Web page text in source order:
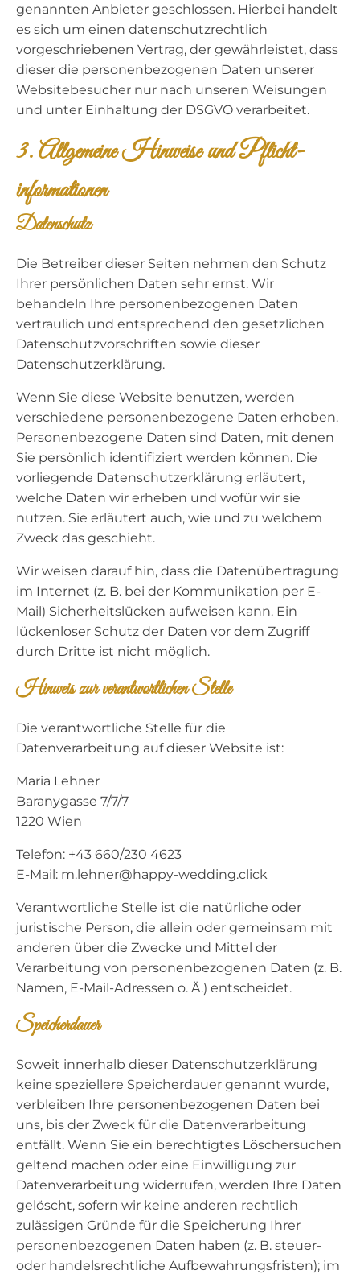
genannten Anbieter geschlossen. Hierbei handelt
es sich um einen datenschutzrechtlich
vorgeschriebenen Vertrag, der gewährleistet, dass
dieser die personenbezogenen Daten unserer
Websitebesucher nur nach unseren Weisungen
und unter Einhaltung der DSGVO verarbeitet.
3. Allgemeine Hinweise und Pflicht­
informationen
Datenschutz
Die Betreiber dieser Seiten nehmen den Schutz
Ihrer persönlichen Daten sehr ernst. Wir
behandeln Ihre personenbezogenen Daten
vertraulich und entsprechend den gesetzlichen
Datenschutzvorschriften sowie dieser
Datenschutzerklärung.
Wenn Sie diese Website benutzen, werden
verschiedene personenbezogene Daten erhoben.
Personenbezogene Daten sind Daten, mit denen
Sie persönlich identifiziert werden können. Die
vorliegende Datenschutzerklärung erläutert,
welche Daten wir erheben und wofür wir sie
nutzen. Sie erläutert auch, wie und zu welchem
Zweck das geschieht.
Wir weisen darauf hin, dass die Datenübertragung
im Internet (z. B. bei der Kommunikation per E-
Mail) Sicherheitslücken aufweisen kann. Ein
lückenloser Schutz der Daten vor dem Zugriff
durch Dritte ist nicht möglich.
Hinweis zur verantwortlichen Stelle
Die verantwortliche Stelle für die
Datenverarbeitung auf dieser Website ist:
Maria Lehner
Baranygasse 7/7/7
1220 Wien
Telefon: +43 660/230 4623
E-Mail: m.lehner@happy-wedding.click
Verantwortliche Stelle ist die natürliche oder
juristische Person, die allein oder gemeinsam mit
anderen über die Zwecke und Mittel der
Verarbeitung von personenbezogenen Daten (z. B.
Namen, E-Mail-Adressen o. Ä.) entscheidet.
Speicherdauer
Soweit innerhalb dieser Datenschutzerklärung
keine speziellere Speicherdauer genannt wurde,
verbleiben Ihre personenbezogenen Daten bei
uns, bis der Zweck für die Datenverarbeitung
entfällt. Wenn Sie ein berechtigtes Löschersuchen
geltend machen oder eine Einwilligung zur
Datenverarbeitung widerrufen, werden Ihre Daten
gelöscht, sofern wir keine anderen rechtlich
zulässigen Gründe für die Speicherung Ihrer
personenbezogenen Daten haben (z. B. steuer-
oder handelsrechtliche Aufbewahrungsfristen); im